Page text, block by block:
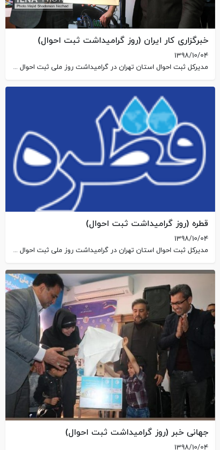
خبرگزاری کار ایران (روز گرامیداشت ثبت احوال)
1398/10/04
مدیرکل ثبت احوال استان تهران در گرامیداشت روز ملی ثبت احوال از مرکز نگهداری و توانبخشی بچه های آسمان بازدید کرد.
قطره (روز گرامیداشت ثبت احوال)
1398/10/04
مدیرکل ثبت احوال استان تهران در گرامیداشت روز ملی ثبت احوال از مرکز نگهداری و توانبخشی بچه های آسمان بازدید کرد.
جهانی خبر (روز گرامیداشت ثبت احوال)
1398/10/04